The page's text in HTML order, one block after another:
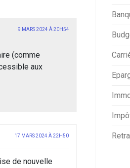
9 MARS 2024 À 20H54
(comme
aux
17 MARS 2024 À 22H50
de nouvelle